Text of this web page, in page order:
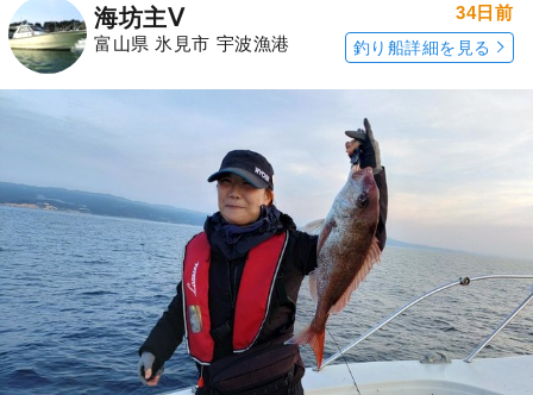
海坊主Ⅴ
富山県 氷見市 宇波漁港
34日前
釣り船詳細を見る